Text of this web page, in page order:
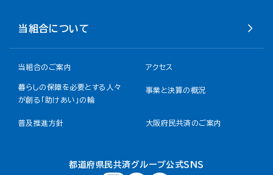
当組合について
当組合のご案内 アクセス
暮らしの保障を必要とする人々
が創る「助けあい」の輪
事業と決算の概況
普及推進方針 大阪府民共済のご案内
都道府県民共済グループ公式ＳＮＳ